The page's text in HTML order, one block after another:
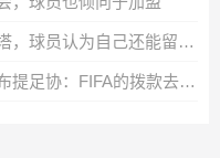
世体：亚特兰大联考虑引进莫拉塔，球员认为自己还能留在顶级联赛
记者社媒晒破败训练场，抨击吉布提足协：FIFA的拨款去哪里了？